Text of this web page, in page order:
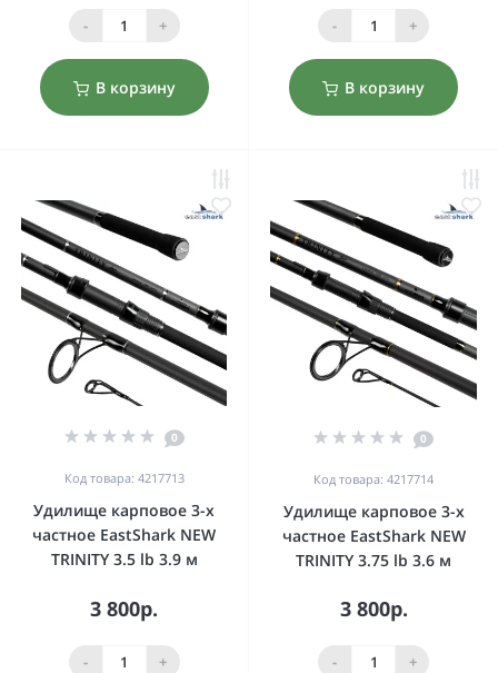
- +
В корзину
- +
В корзину
0
Код товара: 4217713
Удилище карповое 3-х
частное EastShark NEW
TRINITY 3.5 lb 3.9 м
3 800р.
- +
0
Код товара: 4217714
Удилище карповое 3-х
частное EastShark NEW
TRINITY 3.75 lb 3.6 м
3 800р.
- +